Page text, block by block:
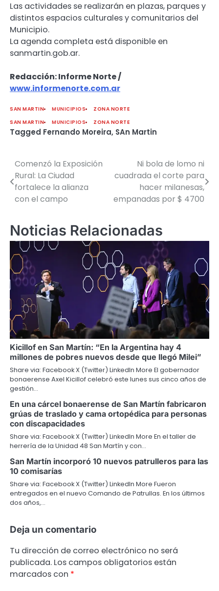
Las actividades se realizarán en plazas, parques y
distintos espacios culturales y comunitarios del
Municipio.
La agenda completa está disponible en
sanmartin.gob.ar.
Redacción: Informe Norte /
www.informenorte.com.ar
SAN MARTIN MUNICIPIOS
ZONA NORTE
SAN MARTIN
MUNICIPIOS ZONA NORTE
Tagged Fernando Moreira, SAn Martin
Navegación
de
entradas
Comenzó la Exposición
Rural: La Ciudad
fortalece la alianza
con el campo
Ni bola de lomo ni
cuadrada el corte para
hacer milanesas,
empanadas por $ 4700
Noticias Relacionadas
Kicillof en San Martín: “En la Argentina hay 4
millones de pobres nuevos desde que llegó Milei”
Share via: Facebook X (Twitter) LinkedIn More El gobernador
bonaerense Axel Kicillof celebró este lunes sus cinco años de
gestión…
En una cárcel bonaerense de San Martín fabricaron
grúas de traslado y cama ortopédica para personas
con discapacidades
Share via: Facebook X (Twitter) LinkedIn More En el taller de
herrería de la Unidad 48 San Martín y con…
San Martín incorporó 10 nuevos patrulleros para las
10 comisarías
Share via: Facebook X (Twitter) LinkedIn More Fueron
entregados en el nuevo Comando de Patrullas. En los últimos
dos años,…
Deja un comentario
Tu dirección de correo electrónico no será
publicada. Los campos obligatorios están
marcados con *